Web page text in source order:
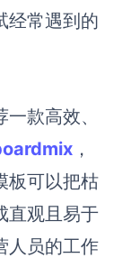
经常遇到的
一款高效、
，
板可以把枯
直观且易于
人员的工作